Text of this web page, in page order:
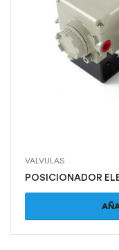
VALVULAS
POSICIONADOR